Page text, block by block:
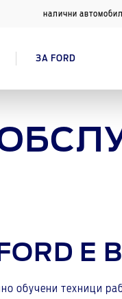
налични
ЗА FORD
Е
обучени техници